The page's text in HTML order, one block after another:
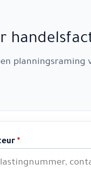
planningsraming
*